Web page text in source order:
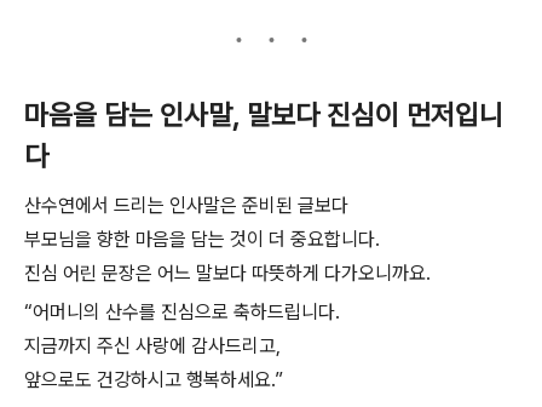
마음을 담는 인사말, 말보다 진심이 먼저입니
다
산수연에서 드리는 인사말은 준비된 글보다
부모님을 향한 마음을 담는 것이 더 중요합니다.
진심 어린 문장은 어느 말보다 따뜻하게 다가오니까요.
“어머니의 산수를 진심으로 축하드립니다.
지금까지 주신 사랑에 감사드리고,
앞으로도 건강하시고 행복하세요.”